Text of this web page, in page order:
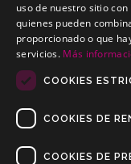
Kits electricos
uso de nuestro sitio
quienes pueden
proporcionado o que
servicios. Más
COOKIES
COOKIES DE
COOKIES DE